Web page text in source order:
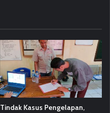
Tindak Kasus Pengelapan,